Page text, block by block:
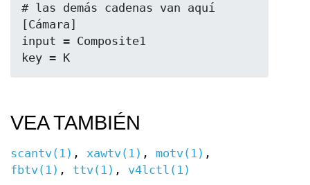
# las demás cadenas van aquí
[Cámara]
input = Composite1
key = K
VEA TAMBIÉN
scantv(1) , xawtv(1) , motv(1) ,
fbtv(1) , ttv(1) , v4lctl(1)